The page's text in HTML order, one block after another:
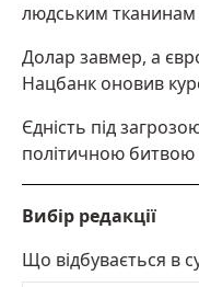
людським тканинам
Долар завмер, а
Нацбанк оновив
Єдність під
політичною битвою
Вибір редакції
Що відбувається в